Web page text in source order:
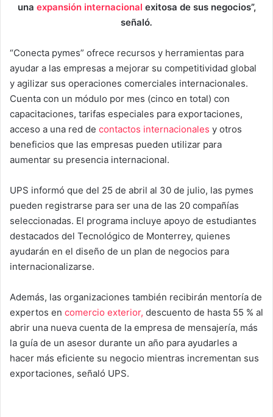
una expansión internacional exitosa de sus negocios”,
señaló.
“Conecta pymes” ofrece recursos y herramientas para
ayudar a las empresas a mejorar su competitividad global
y agilizar sus operaciones comerciales internacionales.
Cuenta con un módulo por mes (cinco en total) con
capacitaciones, tarifas especiales para exportaciones,
acceso a una red de contactos internacionales y otros
beneficios que las empresas pueden utilizar para
aumentar su presencia internacional.
UPS informó que del 25 de abril al 30 de julio, las pymes
pueden registrarse para ser una de las 20 compañías
seleccionadas. El programa incluye apoyo de estudiantes
destacados del Tecnológico de Monterrey, quienes
ayudarán en el diseño de un plan de negocios para
internacionalizarse.
Además, las organizaciones también recibirán mentoría de
expertos en comercio exterior, descuento de hasta 55 % al
abrir una nueva cuenta de la empresa de mensajería, más
la guía de un asesor durante un año para ayudarles a
hacer más eficiente su negocio mientras incrementan sus
exportaciones, señaló UPS.